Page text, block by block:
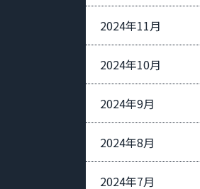
2024年11月
2024年10月
2024年9月
2024年8月
2024年7月